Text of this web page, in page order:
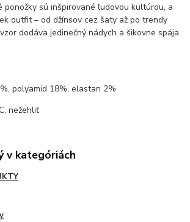
ponožky sú inšpirované ľudovou kultúrou, a
outfit – od džínsov cez šaty až po trendy
dodáva jedinečný nádych a šikovne spája
polyamid 18%, elastan 2%
nežehliť
v kategóriách